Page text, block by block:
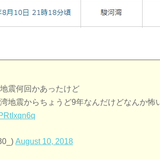
震何回かあったけど
地震からちょうど9年なんだけどなんか
August 10, 2018